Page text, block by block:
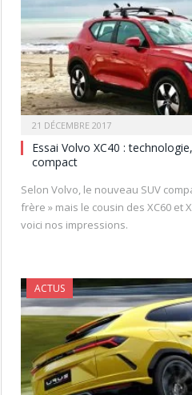
21 DÉCEMBRE 2017
Essai Volvo XC40 :
compact
Selon Volvo, le nouveau SUV
frère » mais le cousin des XC60 et
voici nos impressions.
ACTUS